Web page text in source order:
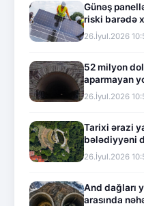
Günəş
riski barədə
26.İyul.2026
52 milyon
aparmayan
26.İyul.2026
Tarixi ərazi
bələdiyyəni
26.İyul.2026
And dağları
arasında